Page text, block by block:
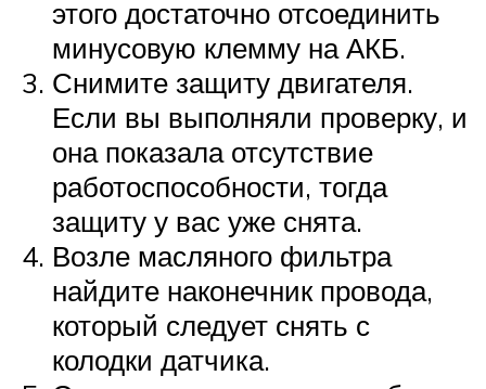
этого достаточно отсоединить
минусовую клемму на АКБ.
Снимите защиту двигателя.
Если вы выполняли проверку, и
она показала отсутствие
работоспособности, тогда
защиту у вас уже снята.
Возле масляного фильтра
найдите наконечник провода,
который следует снять с
колодки датчика.